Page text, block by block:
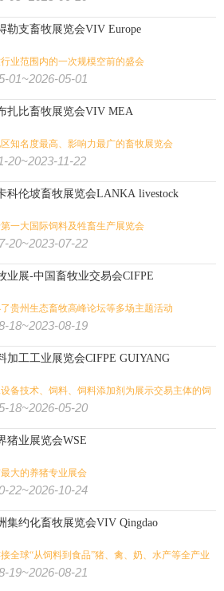
勒支畜牧展览会VIV Europe
业范围内的一次规模空前的盛会
01~2026-05-01
扎比畜牧展览会VIV MEA
知名度最高、影响力最广的畜牧展览会
20~2023-11-22
科伦坡畜牧展览会LANKA livestock
一大国际饲料及牲畜生产展览会
20~2023-07-22
业展-中国畜牧业交易会CIFPE
贵州生态畜牧高峰论坛等多场主题活动
18~2023-08-19
加工工业展览会CIFPE GUIYANG
备技术、饲料、饲料添加剂为展示交易主体的饲
18~2026-05-20
猪业展览会WSE
大的养猪专业展会
22~2026-10-24
集约化畜牧展览会VIV Qingdao
全球“从饲料到食品”猪、禽、奶、水产等全产业
19~2026-08-21